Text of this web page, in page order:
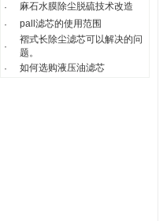
·
麻石水膜除尘脱硫技术改造
·
pall滤芯的使用范围
·
褶式长除尘滤芯可以解决的问
题。
·
如何选购液压油滤芯